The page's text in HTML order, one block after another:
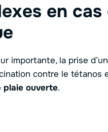
en
importante, la prise
contre le tétanos
plaie ouverte.